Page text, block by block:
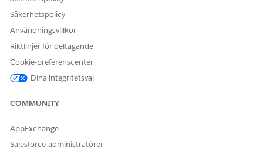
Hantera data genom att använda en effektiviserad version
av ARC-grafen med den mest relevanta informationen på
ett och samma ställe. Minska bredden på behållarna,
minimera detaljerad information i delade behållare och
filtrera och sortera poster inom varje objekt.
Följ sökvägen för ankarnodindikator
helst i grafen med hjälp av ankarnodikonen.
Säkerhetspolicy
Användningsvillkor
Riktlinjer för deltagande
Cookie-preferenscenter
Dina integritetsval
COMMUNITY
AppExchange
Salesforce-administratörer